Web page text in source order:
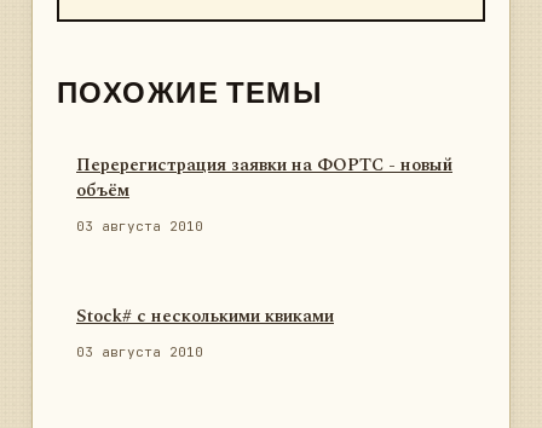
ПОХОЖИЕ ТЕМЫ
Перерегистрация заявки на ФОРТС - новый
объём
03 августа 2010
Stock# с несколькими квиками
03 августа 2010